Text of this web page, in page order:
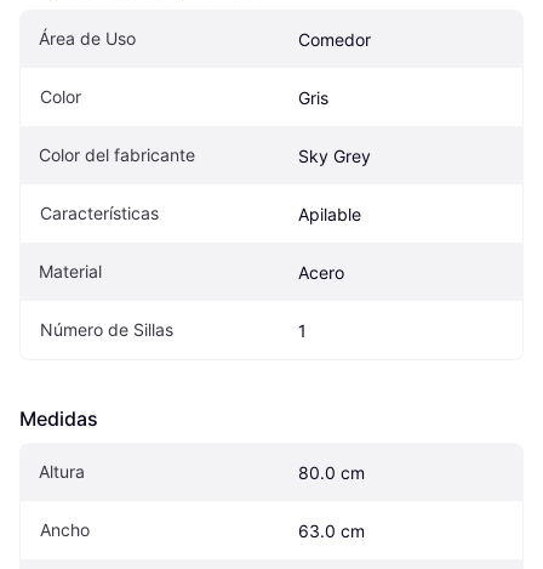
Área de Uso Comedor
Color Gris
Color del fabricante Sky Grey
Características Apilable
Material Acero
Número de Sillas 1
Medidas
Altura 80.0 cm
Ancho 63.0 cm